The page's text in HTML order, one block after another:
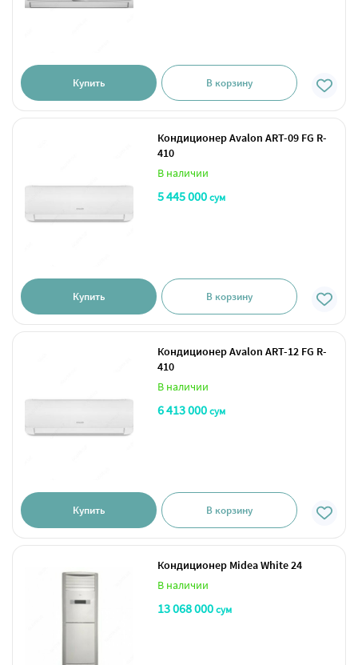
Купить В корзину
Кондиционер Avalon ART-09 FG R-
410
В наличии
5 445 000сум
Купить В корзину
Кондиционер Avalon ART-12 FG R-
410
В наличии
6 413 000сум
Купить В корзину
Кондиционер Midea White 24
В наличии
13 068 000сум